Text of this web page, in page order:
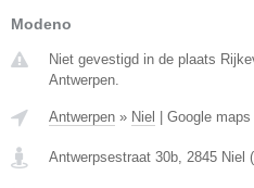
Modeno
Niet gevestigd in de plaats
Antwerpen.
Antwerpen » Niel Google maps
Antwerpsestraat 30b, 2845 Niel (